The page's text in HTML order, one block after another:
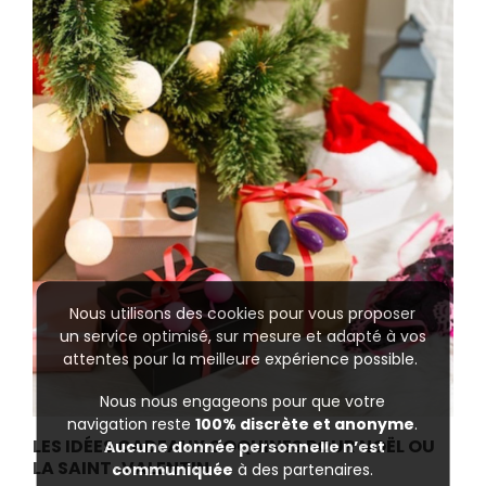
Nous utilisons des cookies pour vous proposer
un service optimisé, sur mesure et adapté à vos
attentes pour la meilleure expérience possible.
Nous nous engageons pour que votre
navigation reste100% discrète et anonyme.
Aucune donnée personnelle n’est
communiquée à des partenaires.
LES IDÉES CADEAUX COQUINES POUR NOËL OU
LA SAINT-VALENTIN